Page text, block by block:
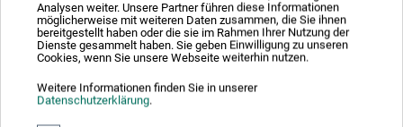
Analysen weiter. Unsere Partner führen diese Informationen
möglicherweise mit weiteren Daten zusammen, die Sie ihnen
bereitgestellt haben oder die sie im Rahmen Ihrer Nutzung der
Dienste gesammelt haben. Sie geben Einwilligung zu unseren
Cookies, wenn Sie unsere Webseite weiterhin nutzen.
Weitere Informationen finden Sie in unserer
Datenschutzerklärung.
JETZT PRODUKT BEWERTEN